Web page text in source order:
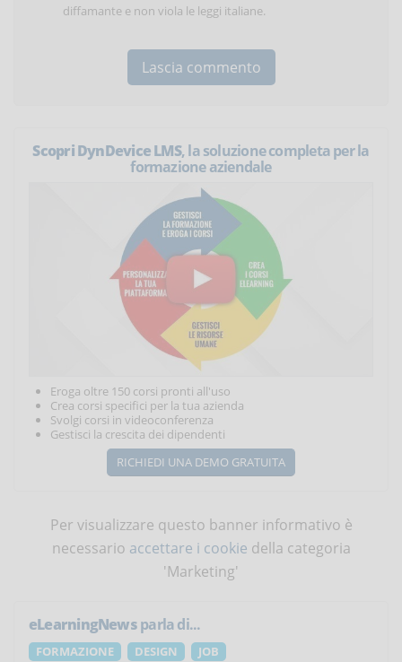
diffamante e non viola le leggi italiane.
Scopri DynDevice LMS, la soluzione completa per la
formazione aziendale
Eroga oltre 150 corsi pronti all'uso
Crea corsi specifici per la tua azienda
Svolgi corsi in videoconferenza
Gestisci la crescita dei dipendenti
RICHIEDI UNA DEMO GRATUITA
Per visualizzare questo banner informativo è
necessario accettare i cookie della categoria
'Marketing'
eLearningNewsparla di...
FORMAZIONE DESIGN
JOB